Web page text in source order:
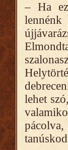
– Ha
lennénk
lehet